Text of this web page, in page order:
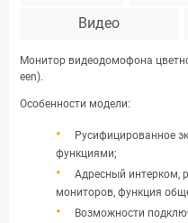
Видео
Монитор видеодомофона
een).
Особенности модели:
Русифицированное
функциями;
Адресный интерком,
мониторов, функция
Возможности